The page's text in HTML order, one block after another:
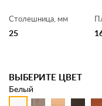
Столешница, мм
25
ВЫБЕРИТЕ ЦВЕТ
Белый